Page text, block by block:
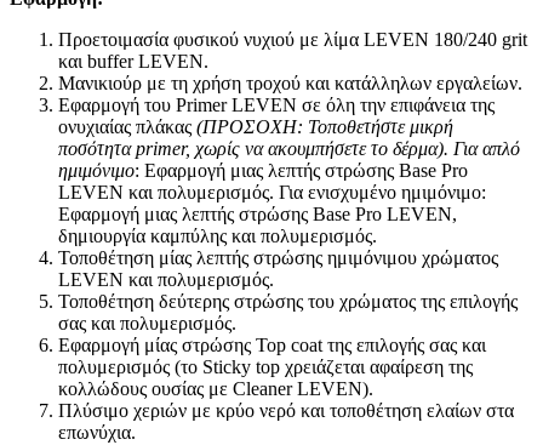
Προετοιμασία φυσικού νυχιού με λίμα LEVEN 180/240 grit
και buffer LEVEN.
Μανικιούρ με τη χρήση τροχού και κατάλληλων εργαλείων.
Εφαρμογή του Primer LEVEN σε όλη την επιφάνεια της
ονυχιαίας πλάκας (ΠΡΟΣΟΧΗ: Τοποθετήστε μικρή
ποσότηταprimer, χωρίς να ακουμπήσετε το δέρμα). Για απλό
ημιμόνιμο: Εφαρμογή μιας λεπτής στρώσης Base Pro
LEVEN και πολυμερισμός. Για ενισχυμένο ημιμόνιμο:
Εφαρμογή μιας λεπτής στρώσης Base Pro LEVEN,
δημιουργία καμπύλης και πολυμερισμός.
Τοποθέτηση μίας λεπτής στρώσης ημιμόνιμου χρώματος
LEVEN και πολυμερισμός.
Τοποθέτηση δεύτερης στρώσης του χρώματος της επιλογής
σας και πολυμερισμός.
Εφαρμογή μίας στρώσης Top coat της επιλογής σας και
πολυμερισμός (το Sticky top χρειάζεται αφαίρεση της
κολλώδους ουσίας με Cleaner LEVEN).
Πλύσιμο χεριών με κρύο νερό και τοποθέτηση ελαίων στα
επωνύχια.